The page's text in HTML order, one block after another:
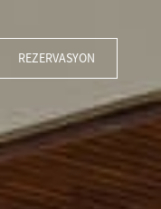
REZERVASYON